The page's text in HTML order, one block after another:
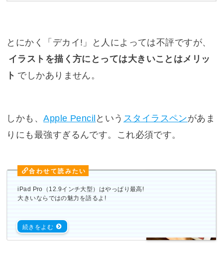
とにかく「デカイ!」と人によっては不評ですが、
イラストを描く方にとっては大きいことはメリッ
ト でしかありません。
しかも、Apple Pencil という スタイラスペンがあま
りにも最強すぎるんです。これ必須です。
iPad Pro（12.9インチ大型）はやっぱり最高!
大きいならではの魅力を語るよ!